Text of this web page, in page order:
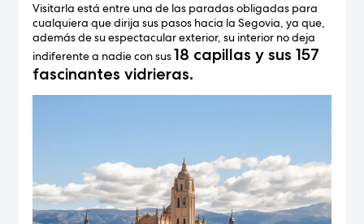
Visitarla está entre una de las paradas obligadas para
cualquiera que dirija sus pasos hacia la Segovia, ya que,
además de su espectacular exterior, su interior no deja
indiferente a nadie con sus18 capillas y sus 157
fascinantes vidrieras.